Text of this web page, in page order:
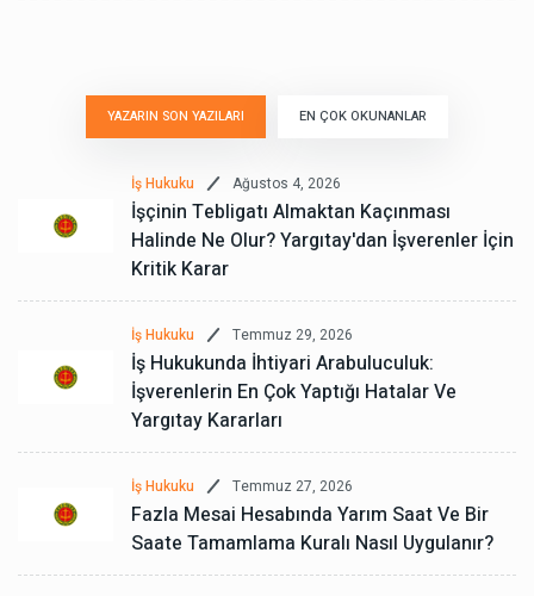
YAZARIN SON YAZILARI EN ÇOK OKUNANLAR
İş Hukuku Ağustos 4, 2026
İşçinin Tebligatı Almaktan Kaçınması
Halinde Ne Olur? Yargıtay'dan İşverenler İçin
Kritik Karar
İş Hukuku Temmuz 29, 2026
İş Hukukunda İhtiyari Arabuluculuk:
İşverenlerin En Çok Yaptığı Hatalar Ve
Yargıtay Kararları
İş Hukuku Temmuz 27, 2026
Fazla Mesai Hesabında Yarım Saat Ve Bir
Saate Tamamlama Kuralı Nasıl Uygulanır?